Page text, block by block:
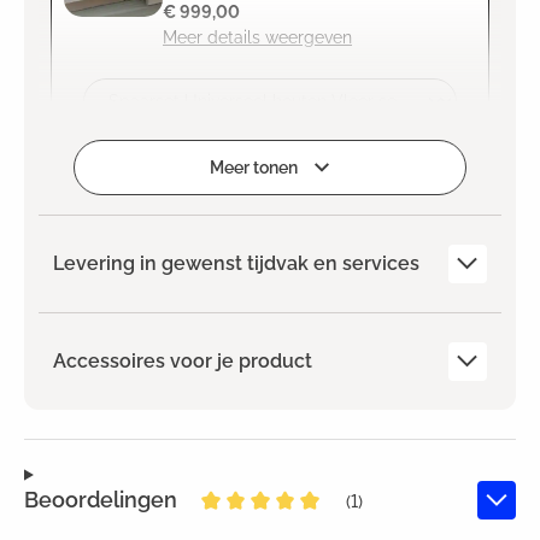
Meer details weergeven
€ 999,00
Meer tonen
Levering in gewenst tijdvak en services
Accessoires voor je product
Beoordelingen
(1)